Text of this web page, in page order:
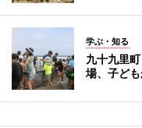
学ぶ・知る
九十九里
場、子ど